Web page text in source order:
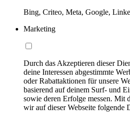
Bing, Criteo, Meta, Google,
Marketing
Durch das Akzeptieren dieser
deine Interessen abgestimmte
oder Rabattaktionen für unsere
basierend auf deinem Surf- und
sowie deren Erfolge messen. Mit
wir auf dieser Webseite folgende